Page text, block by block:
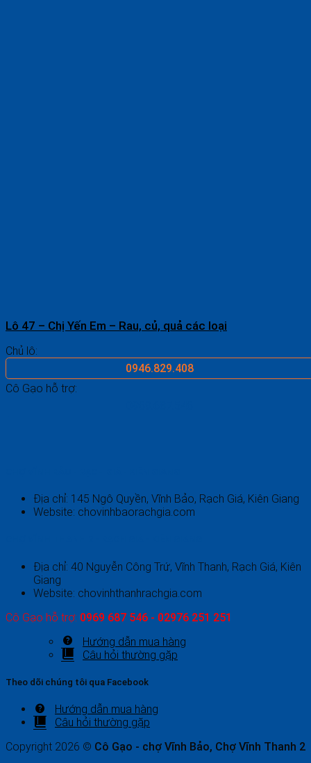
Lô 47 – Chị Yến Em – Rau, củ, quả các loại
Chủ lô:
0946.829.408
Cô Gạo hỗ trợ:
Địa chỉ: 145 Ngô Quyền, Vĩnh Bảo, Rạch Giá, Kiên Giang
Website: chovinhbaorachgia.com
Địa chỉ: 40 Nguyễn Công Trứ, Vĩnh Thanh, Rạch Giá, Kiên
Giang
Website: chovinhthanhrachgia.com
Cô Gạo hỗ trợ: 0969 687 546 - 02976 251 251
Hướng dẫn mua hàng
Câu hỏi thường gặp
Theo dõi chúng tôi qua Facebook
Hướng dẫn mua hàng
Câu hỏi thường gặp
Copyright 2026 © Cô Gạo - chợ Vĩnh Bảo, Chợ Vĩnh Thanh 2